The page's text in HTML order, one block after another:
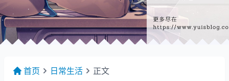
首页 日常生活 正文